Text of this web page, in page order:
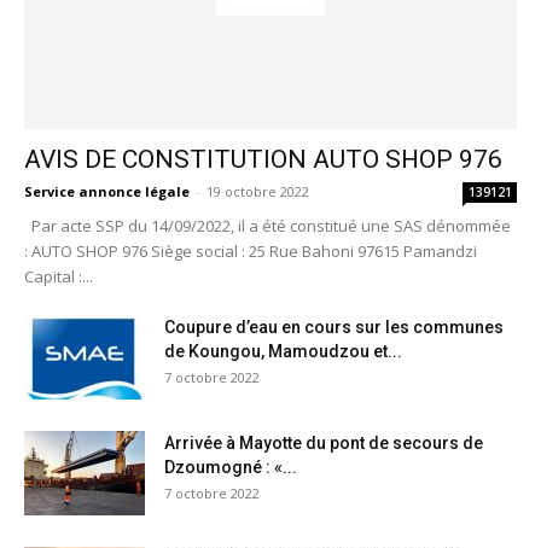
AVIS DE CONSTITUTION AUTO SHOP 976
Service annonce légale - 19 octobre 2022 139121
Par acte SSP du 14/09/2022, il a été constitué une SAS dénommée
: AUTO SHOP 976 Siège social : 25 Rue Bahoni 97615 Pamandzi
Capital :...
Coupure d’eau en cours sur les communes
de Koungou, Mamoudzou et...
7 octobre 2022
Arrivée à Mayotte du pont de secours de
Dzoumogné : «...
7 octobre 2022